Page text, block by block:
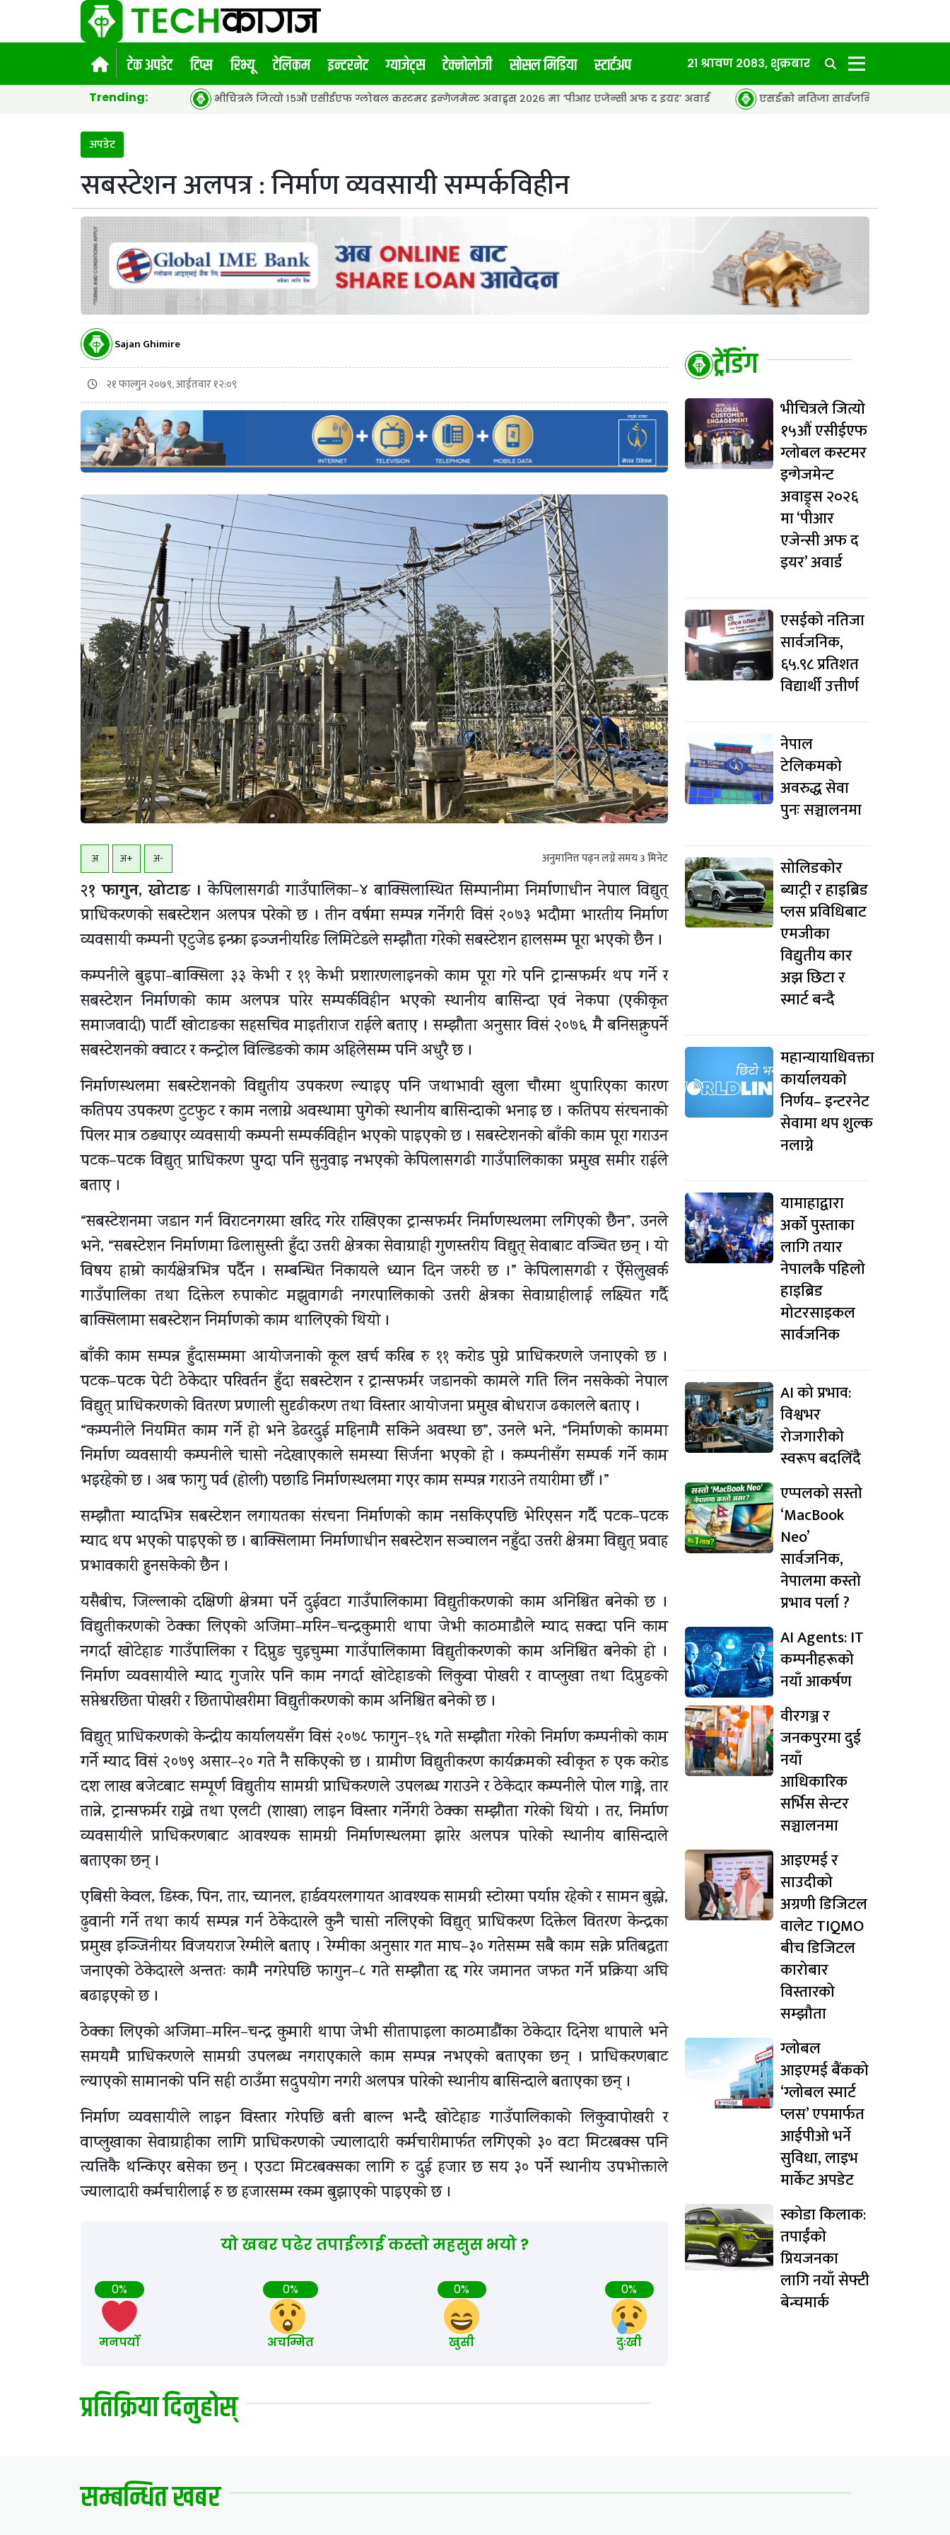
टेक अपडेट टिप्स रिभ्यू टेलिकम इन्टरनेट ग्याजेट्स टेक्नोलोजी सोसल मिडिया स्टार्टअप २१ श्रावण २०८३, शुक्रबार
Trending:भीचित्रले जित्यो १५औं एसीईएफ ग्लोबल कस्टमर इन्गेजमेन्ट अवाड्र्स २०२६ मा ‘पीआर एजेन्सी अफ द इयर’ अवार्ड एसईको नतिजा सार्वजनिक, ६५.९८ प्रतिशत विद्यार्थी उत्तीर्ण
अपडेट
सबस्टेशन अलपत्र : निर्माण व्यवसायी सम्पर्कविहीन
Sajan Ghimire
२१ फाल्गुन २०७९, आईतवार १२:०९
अ अ+ अ- अनुमानित्त पढ्न लग्ने समय3मिनेट
२१ फागुन, खोटाङ । केपिलासगढी गाउँपालिका–४ बाक्सिलास्थित सिम्पानीमा निर्माणाधीन नेपाल विद्युत्
प्राधिकरणको सबस्टेशन अलपत्र परेको छ । तीन वर्षमा सम्पन्न गर्नेगरी विसं २०७३ भदौमा भारतीय निर्माण
व्यवसायी कम्पनी एटुजेड इन्फ्रा इञ्जनीयरिङ लिमिटेडले सम्झौता गरेको सबस्टेशन हालसम्म पूरा भएको छैन ।
कम्पनीले बुइपा–बाक्सिला ३३ केभी र ११ केभी प्रशारणलाइनको काम पूरा गरे पनि ट्रान्सफर्मर थप गर्ने र
सबस्टेशन निर्माणको काम अलपत्र पारेर सम्पर्कविहीन भएको स्थानीय बासिन्दा एवं नेकपा (एकीकृत
समाजवादी) पार्टी खोटाङका सहसचिव माइतीराज राईले बताए । सम्झौता अनुसार विसं २०७६ मै बनिसक्नुपर्ने
सबस्टेशनको क्वाटर र कन्ट्रोल विल्डिङको काम अहिलेसम्म पनि अधुरै छ ।
निर्माणस्थलमा सबस्टेशनको विद्युतीय उपकरण ल्याइए पनि जथाभावी खुला चौरमा थुपारिएका कारण
कतिपय उपकरण टुटफुट र काम नलाग्ने अवस्थामा पुगेको स्थानीय बासिन्दाको भनाइ छ । कतिपय संरचनाको
पिलर मात्र ठड्याएर व्यवसायी कम्पनी सम्पर्कविहीन भएको पाइएको छ । सबस्टेशनको बाँकी काम पूरा गराउन
पटक–पटक विद्युत् प्राधिकरण पुग्दा पनि सुनुवाइ नभएको केपिलासगढी गाउँपालिकाका प्रमुख समीर राईले
बताए ।
“सबस्टेशनमा जडान गर्न विराटनगरमा खरिद गरेर राखिएका ट्रान्सफर्मर निर्माणस्थलमा लगिएको छैन”, उनले
भने, “सबस्टेशन निर्माणमा ढिलासुस्ती हुँदा उत्तरी क्षेत्रका सेवाग्राही गुणस्तरीय विद्युत् सेवाबाट वञ्चित छन् । यो
विषय हाम्रो कार्यक्षेत्रभित्र पर्दैन । सम्बन्धित निकायले ध्यान दिन जरुरी छ ।” केपिलासगढी र ऐँसेलुखर्क
गाउँपालिका तथा दिक्तेल रुपाकोट मझुवागढी नगरपालिकाको उत्तरी क्षेत्रका सेवाग्राहीलाई लक्ष्यित गर्दै
बाक्सिलामा सबस्टेशन निर्माणको काम थालिएको थियो ।
बाँकी काम सम्पन्न हुँदासम्ममा आयोजनाको कूल खर्च करिब रु ११ करोड पुग्ने प्राधिकरणले जनाएको छ ।
पटक–पटक पेटी ठेकेदार परिवर्तन हुँदा सबस्टेशन र ट्रान्सफर्मर जडानको कामले गति लिन नसकेको नेपाल
विद्युत् प्राधिकरणको वितरण प्रणाली सुदृढीकरण तथा विस्तार आयोजना प्रमुख बोधराज ढकालले बताए ।
“कम्पनीले नियमित काम गर्ने हो भने डेढरदुई महिनामै सकिने अवस्था छ”, उनले भने, “निर्माणको काममा
निर्माण व्यवसायी कम्पनीले चासो नदेखाएकाले समस्या सिर्जना भएको हो । कम्पनीसँग सम्पर्क गर्ने काम
भइरहेको छ । अब फागु पर्व (होली) पछाडि निर्माणस्थलमा गएर काम सम्पन्न गराउने तयारीमा छौँ ।”
सम्झौता म्यादभित्र सबस्टेशन लगायतका संरचना निर्माणको काम नसकिएपछि भेरिएसन गर्दै पटक–पटक
म्याद थप भएको पाइएको छ । बाक्सिलामा निर्माणाधीन सबस्टेशन सञ्चालन नहुँदा उत्तरी क्षेत्रमा विद्युत् प्रवाह
प्रभावकारी हुनसकेको छैन ।
यसैबीच, जिल्लाको दक्षिणी क्षेत्रमा पर्ने दुईवटा गाउँपालिकामा विद्युतीकरणको काम अनिश्चित बनेको छ ।
विद्युतीकरणको ठेक्का लिएको अजिमा–मरिन–चन्द्रकुमारी थापा जेभी काठमाडौले म्याद सक्दा पनि काम
नगर्दा खोटेहाङ गाउँपालिका र दिप्रुङ चुइचुम्मा गाउँपालिकामा विद्युतीकरणको काम अनिश्चित बनेको हो ।
निर्माण व्यवसायीले म्याद गुजारेर पनि काम नगर्दा खोटेहाङको लिकुवा पोखरी र वाप्लुखा तथा दिप्रुङको
सप्तेश्वरछिता पोखरी र छितापोखरीमा विद्युतीकरणको काम अनिश्चित बनेको छ ।
विद्युत् प्राधिकरणको केन्द्रीय कार्यालयसँग विसं २०७८ फागुन–१६ गते सम्झौता गरेको निर्माण कम्पनीको काम
गर्ने म्याद विसं २०७९ असार–२० गते नै सकिएको छ । ग्रामीण विद्युतीकरण कार्यक्रमको स्वीकृत रु एक करोड
दश लाख बजेटबाट सम्पूर्ण विद्युतीय सामग्री प्राधिकरणले उपलब्ध गराउने र ठेकेदार कम्पनीले पोल गाड्ने, तार
तान्ने, ट्रान्सफर्मर राख्ने तथा एलटी (शाखा) लाइन विस्तार गर्नेगरी ठेक्का सम्झौता गरेको थियो । तर, निर्माण
व्यवसायीले प्राधिकरणबाट आवश्यक सामग्री निर्माणस्थलमा झारेर अलपत्र पारेको स्थानीय बासिन्दाले
बताएका छन् ।
एबिसी केवल, डिस्क, पिन, तार, च्यानल, हार्डवयरलगायत आवश्यक सामग्री स्टोरमा पर्याप्त रहेको र सामन बुझ्ने,
ढुवानी गर्ने तथा कार्य सम्पन्न गर्न ठेकेदारले कुनै चासो नलिएको विद्युत् प्राधिकरण दिक्तेल वितरण केन्द्रका
प्रमुख इञ्जिनीयर विजयराज रेग्मीले बताए । रेग्मीका अनुसार गत माघ–३० गतेसम्म सबै काम सक्ने प्रतिबद्धता
जनाएको ठेकेदारले अन्ततः कामै नगरेपछि फागुन–८ गते सम्झौता रद्द गरेर जमानत जफत गर्ने प्रक्रिया अघि
बढाइएको छ ।
ठेक्का लिएको अजिमा–मरिन–चन्द्र कुमारी थापा जेभी सीतापाइला काठमाडौंका ठेकेदार दिनेश थापाले भने
समयमै प्राधिकरणले सामग्री उपलब्ध नगराएकाले काम सम्पन्न नभएको बताएका छन् । प्राधिकरणबाट
ल्याएको सामानको पनि सही ठाउँमा सदुपयोग नगरी अलपत्र पारेको स्थानीय बासिन्दाले बताएका छन् ।
निर्माण व्यवसायीले लाइन विस्तार गरेपछि बत्ती बाल्न भन्दै खोटेहाङ गाउँपालिकाको लिकुवापोखरी र
वाप्लुखाका सेवाग्राहीका लागि प्राधिकरणको ज्यालादारी कर्मचारीमार्फत लगिएको ३० वटा मिटरबक्स पनि
त्यत्तिकै थन्किएर बसेका छन् । एउटा मिटरबक्सका लागि रु दुई हजार छ सय ३० पर्ने स्थानीय उपभोक्ताले
ज्यालादारी कर्मचारीलाई रु छ हजारसम्म रकम बुझाएको पाइएको छ ।
यो खबर पढेर तपाईलाई कस्तो महसुस भयो ?
0%
मनपर्यो
0%
अचम्मित
0%
खुसी
0%
दुःखी
प्रतिक्रिया दिनुहोस्
ट्रेंडिंग
भीचित्रले जित्यो
१५औं एसीईएफ
ग्लोबल कस्टमर
इन्गेजमेन्ट
अवाड्र्स २०२६
मा ‘पीआर
एजेन्सी अफ द
इयर’ अवार्ड
एसईको नतिजा
सार्वजनिक,
६५.९८ प्रतिशत
विद्यार्थी उत्तीर्ण
नेपाल
टेलिकमको
अवरुद्ध सेवा
पुनः सञ्चालनमा
सोलिडकोर
ब्याट्री र हाइब्रिड
प्लस प्रविधिबाट
एमजीका
विद्युतीय कार
अझ छिटा र
स्मार्ट बन्दै
महान्यायाधिवक्ता
कार्यालयको
निर्णय– इन्टरनेट
सेवामा थप शुल्क
नलाग्ने
यामाहाद्वारा
अर्को पुस्ताका
लागि तयार
नेपालकै पहिलो
हाइब्रिड
मोटरसाइकल
सार्वजनिक
AI को प्रभाव:
विश्वभर
रोजगारीको
स्वरूप बदलिँदै
एप्पलको सस्तो
‘MacBook
Neo’
सार्वजनिक,
नेपालमा कस्तो
प्रभाव पर्ला ?
AI Agents: IT
कम्पनीहरूको
नयाँ आकर्षण
वीरगञ्ज र
जनकपुरमा दुई
नयाँ
आधिकारिक
सर्भिस सेन्टर
सञ्चालनमा
आइएमई र
साउदीको
अग्रणी डिजिटल
वालेट TIQMO
बीच डिजिटल
कारोबार
विस्तारको
सम्झौता
ग्लोबल
आइएमई बैंकको
‘ग्लोबल स्मार्ट
प्लस’ एपमार्फत
आईपीओ भर्ने
सुविधा, लाइभ
मार्केट अपडेट
स्कोडा किलाक:
तपाईंको
प्रियजनका
लागि नयाँ सेफ्टी
बेन्चमार्क
सम्बन्धित खबर